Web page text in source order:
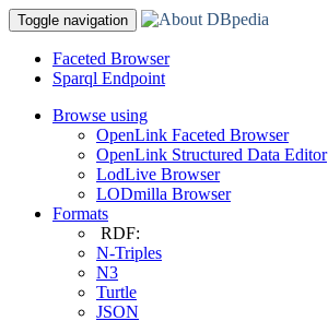
Toggle navigation
Faceted Browser
Sparql Endpoint
Browse using
OpenLink Faceted Browser
OpenLink Structured Data Editor
LodLive Browser
LODmilla Browser
Formats
RDF:
N-Triples
N3
Turtle
JSON